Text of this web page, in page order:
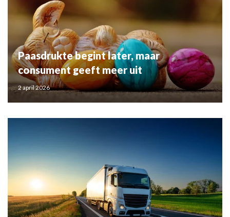
Paasdrukte begint later, maar
consument geeft meer uit
2 april 2026